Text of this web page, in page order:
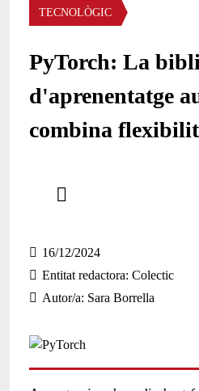
Àmbit
TECNOLÒGIC
PyTorch: La
d'aprenentatge
combina
16/12/2024
Entitat redactora Colectic
Autor/a Sara Borrella